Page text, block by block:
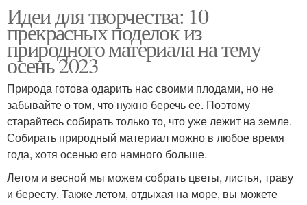
Идеи для творчества: 10
прекрасных поделок из
природного материала на тему
осень 2023
Природа готова одарить нас своими плодами, но не
забывайте о том, что нужно беречь ее. Поэтому
старайтесь собирать только то, что уже лежит на земле.
Собирать природный материал можно в любое время
года, хотя осенью его намного больше.
Летом и весной мы можем собрать цветы, листья, траву
и бересту. Также летом, отдыхая на море, вы можете